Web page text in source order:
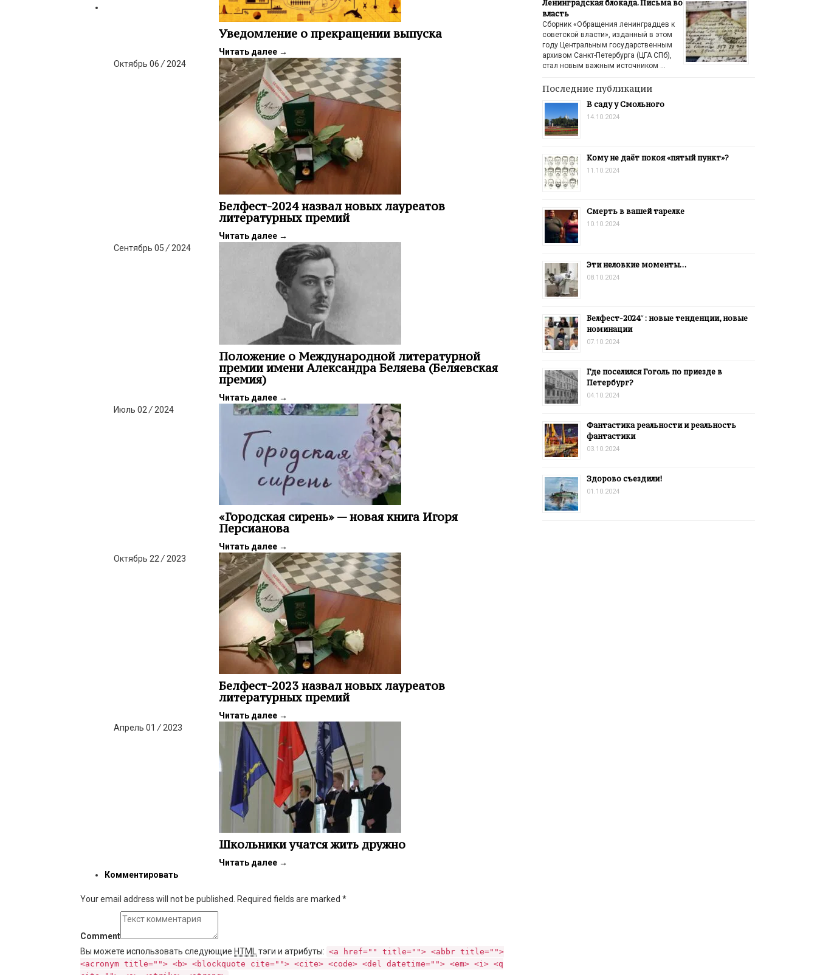
Уведомление о прекращении выпуска
Читать далее →
Октябрь 06 / 2024
Белфест-2024 назвал новых лауреатов
литературных премий
Читать далее →
Сентябрь 05 / 2024
Положение о Международной литературной
премии имени Александра Беляева (Беляевская
премия)
Читать далее →
Июль 02 / 2024
«Городская сирень» — новая книга Игоря
Персианова
Читать далее →
Октябрь 22 / 2023
Белфест-2023 назвал новых лауреатов
литературных премий
Читать далее →
Апрель 01 / 2023
Школьники учатся жить дружно
Читать далее →
Комментировать
Your email address will not be published. Required fields are marked *
Comment
Вы можете использовать следующие HTML тэги и атрибуты: <a href="" title=""> <abbr title="">
<acronym title=""> <b> <blockquote cite=""> <cite> <code> <del datetime=""> <em> <i> <q
Ленинградская блокада. Письма во
власть
Сборник «Обращения ленинградцев к
советской власти», изданный в этом
году Центральным государственным
архивом Санкт-Петербурга (ЦГА СПб),
стал новым важным источником …
Последние публикации
В саду у Смольного
14.10.2024
Кому не даёт покоя «пятый пункт»?
11.10.2024
Смерть в вашей тарелке
10.10.2024
Эти неловкие моменты…
08.10.2024
Белфест-2024″: новые тенденции, новые
номинации
07.10.2024
Где поселился Гоголь по приезде в
Петербург?
04.10.2024
Фантастика реальности и реальность
фантастики
03.10.2024
Здорово съездили!
01.10.2024